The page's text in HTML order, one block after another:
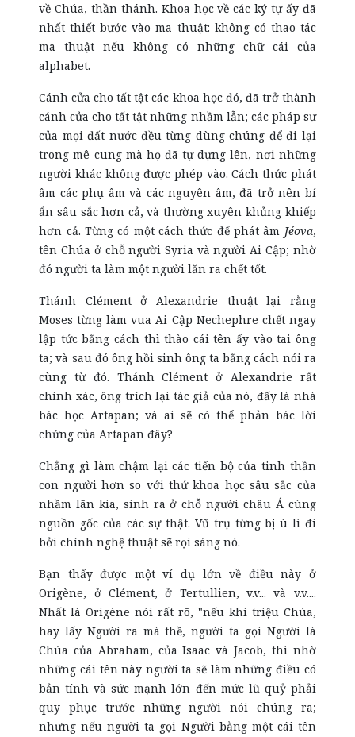
về Chúa, thần thánh. Khoa học về các ký tự ấy đã
nhất thiết bước vào ma thuật: không có thao tác
ma thuật nếu không có những chữ cái của
alphabet.
Cánh cửa cho tất tật các khoa học đó, đã trở thành
cánh cửa cho tất tật những nhầm lẫn; các pháp sư
của mọi đất nước đều từng dùng chúng để đi lại
trong mê cung mà họ đã tự dựng lên, nơi những
người khác không được phép vào. Cách thức phát
âm các phụ âm và các nguyên âm, đã trở nên bí
ẩn sâu sắc hơn cả, và thường xuyên khủng khiếp
hơn cả. Từng có một cách thức để phát âm Jéova,
tên Chúa ở chỗ người Syria và người Ai Cập; nhờ
đó người ta làm một người lăn ra chết tốt.
Thánh Clément ở Alexandrie thuật lại rằng
Moses từng làm vua Ai Cập Nechephre chết ngay
lập tức bằng cách thì thào cái tên ấy vào tai ông
ta; và sau đó ông hồi sinh ông ta bằng cách nói ra
cùng từ đó. Thánh Clément ở Alexandrie rất
chính xác, ông trích lại tác giả của nó, đấy là nhà
bác học Artapan; và ai sẽ có thể phản bác lời
chứng của Artapan đây?
Chẳng gì làm chậm lại các tiến bộ của tinh thần
con người hơn so với thứ khoa học sâu sắc của
nhầm lãn kia, sinh ra ở chỗ người châu Á cùng
nguồn gốc của các sự thật. Vũ trụ từng bị ù lì đi
bởi chính nghệ thuật sẽ rọi sáng nó.
Bạn thấy được một ví dụ lớn về điều này ở
Origène, ở Clément, ở Tertullien, v.v... và v.v....
Nhất là Origène nói rất rõ, "nếu khi triệu Chúa,
hay lấy Người ra mà thề, người ta gọi Người là
Chúa của Abraham, của Isaac và Jacob, thì nhờ
những cái tên này người ta sẽ làm những điều có
bản tính và sức mạnh lớn đến mức lũ quỷ phải
quy phục trước những người nói chúng ra;
nhưng nếu người ta gọi Người bằng một cái tên